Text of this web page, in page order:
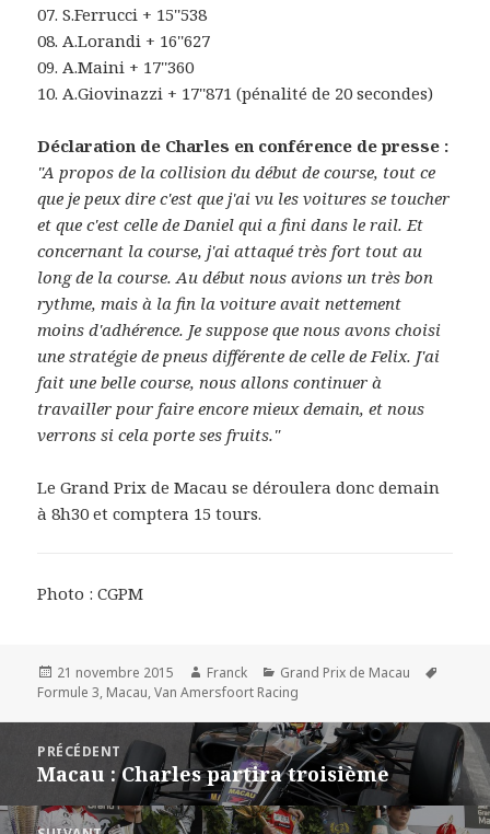
07. S.Ferrucci + 15''538
08. A.Lorandi + 16''627
09. A.Maini + 17''360
10. A.Giovinazzi + 17''871 (pénalité de 20 secondes)
Déclaration de Charles en conférence de presse :
"A propos de la collision du début de course, tout ce
que je peux dire c'est que j'ai vu les voitures se toucher
et que c'est celle de Daniel qui a fini dans le rail. Et
concernant la course, j'ai attaqué très fort tout au
long de la course. Au début nous avions un très bon
rythme, mais à la fin la voiture avait nettement
moins d'adhérence. Je suppose que nous avons choisi
une stratégie de pneus différente de celle de Felix. J'ai
fait une belle course, nous allons continuer à
travailler pour faire encore mieux demain, et nous
verrons si cela porte ses fruits."
Le Grand Prix de Macau se déroulera donc demain
à 8h30 et comptera 15 tours.
Photo : CGPM
Publié
le
21 novembre 2015 Auteur
Franck Catégories
Grand Prix de Macau
Formule 3, Macau,Van Amersfoort Racing
l’article
PRÉCÉDENT
Article
précédent :
Macau : Charles partira troisième